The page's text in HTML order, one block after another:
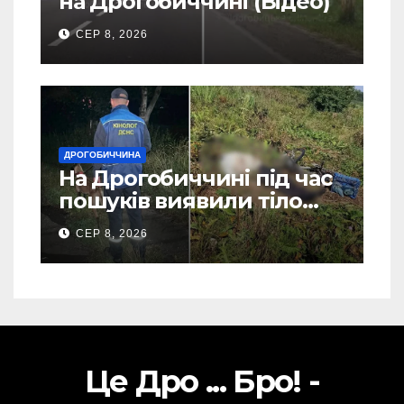
СЕР 8, 2026
ДРОГОБИЧЧИНА
На Дрогобиччині під час
пошуків виявили тіло
зниклого чоловіка (Фото)
СЕР 8, 2026
Це Дро ... Бро! -